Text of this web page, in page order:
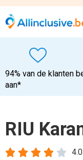
94% van de klanten
aan*
RIU
    